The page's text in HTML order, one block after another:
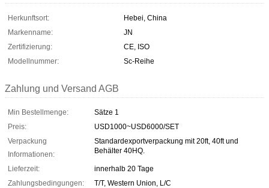
Herkunftsort:
Hebei, China
Markenname:
JN
Zertifizierung:
CE, ISO
Modellnummer:
Sc-Reihe
Zahlung und Versand AGB
Min Bestellmenge:
Sätze 1
Preis:
USD1000~USD6000/SET
Verpackung
Informationen:
Standardexportverpackung mit 20ft, 40ft und
Behälter 40HQ.
Lieferzeit:
innerhalb 20 Tage
Zahlungsbedingungen:
T/T, Western Union, L/C